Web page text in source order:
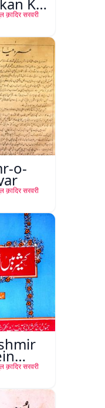
Sadi
क़ादिर सरवरी
o-
क़ादिर सरवरी
क़ादिर सरवरी